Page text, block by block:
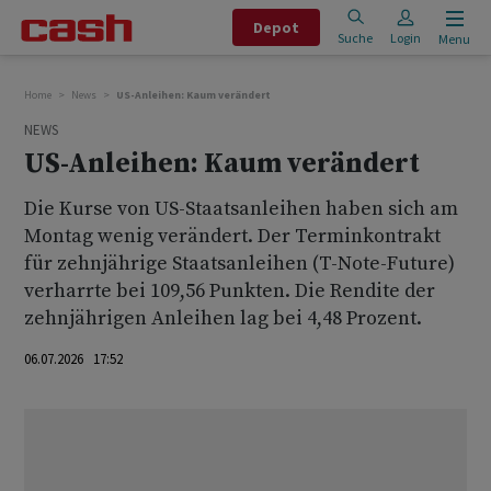
Depot
Suche Login Menu
Home News US-Anleihen: Kaum verändert
NEWS
US-Anleihen: Kaum verändert
Die Kurse von US-Staatsanleihen haben sich am
Montag wenig verändert. Der Terminkontrakt
für zehnjährige Staatsanleihen (T-Note-Future)
verharrte bei 109,56 Punkten. Die Rendite der
zehnjährigen Anleihen lag bei 4,48 Prozent.
06.07.2026 17:52